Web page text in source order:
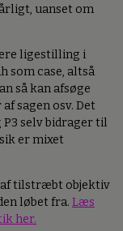
uanset om
ligestilling i
som case, altså
så kan afsøge
sagen osv. Det
selv bidrager til
er mixet
af tilstræbt objektiv
løbet fra. Læs
her.